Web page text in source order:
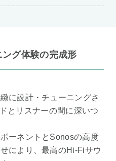
グ体験の完成形
に設計・チューニングさ
とリスナーの間に深いつ
ーネントとSonosの高度
により、最高のHi-Fiサウ